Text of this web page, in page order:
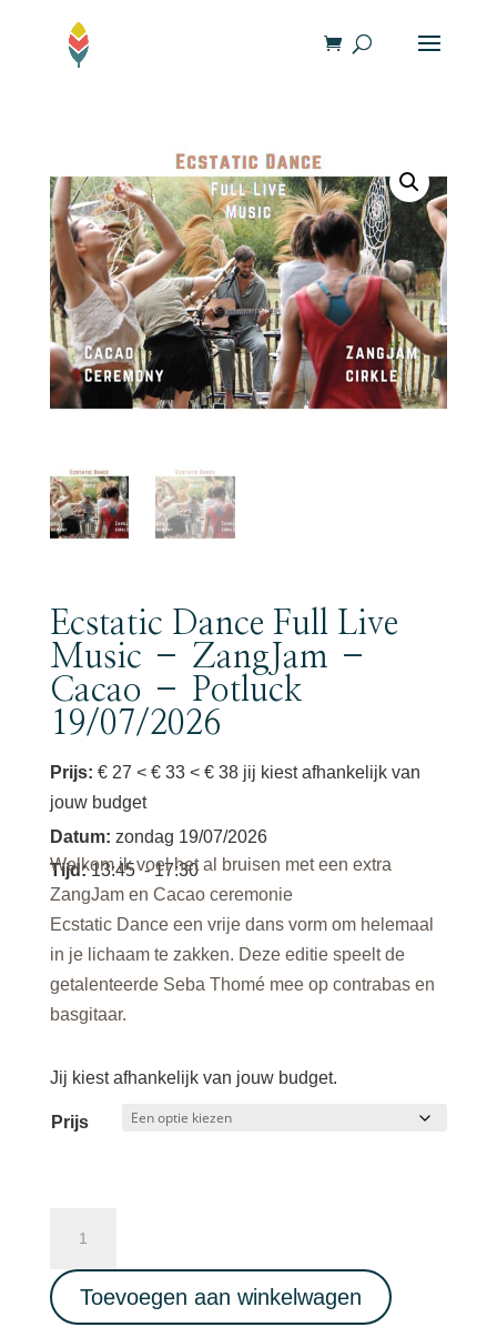
Ecstatic Dance Full Live
Music – ZangJam –
Cacao – Potluck
19/07/2026
Prijs: € 27 < € 33 < € 38 jij kiest afhankelijk van
jouw budget
Datum: zondag 19/07/2026
Tijd:13:45 - 17:30
Welkom ik voel het al bruisen met een extra
ZangJam en Cacao ceremonie
Ecstatic Dance een vrije dans vorm om helemaal
in je lichaam te zakken. Deze editie speelt de
getalenteerde Seba Thomé mee op contrabas en
basgitaar.
Jij kiest afhankelijk van jouw budget.
Prijs
Full
Live
Toevoegen aan winkelwagen